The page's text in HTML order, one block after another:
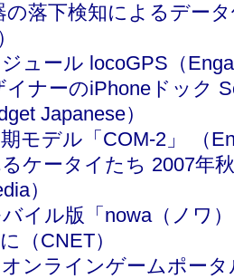
の落下検知によるデー
ュール locoGPS（
ナーのiPhoneドック
Japanese）
モデル「COM-2」 （
るケータイたち 2007年
）
イル版「nowa（ノワ
（CNET）
ンラインゲームポー